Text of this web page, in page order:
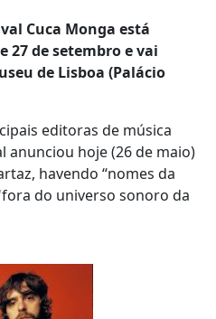
Cuca Monga está
27 de setembro e vai
de Lisboa (Palácio
editoras de música
anunciou hoje (26 de maio)
havendo “nomes da
do universo sonoro da